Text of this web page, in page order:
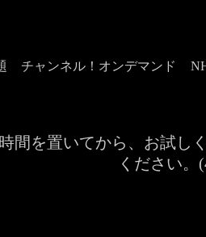
チャンネル！オンデマンド
間を置いてから、お試
ください。